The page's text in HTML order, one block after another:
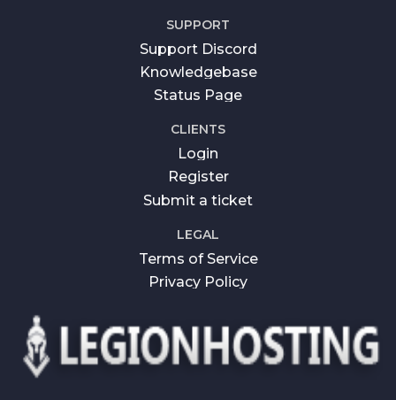
SUPPORT
Support Discord
Knowledgebase
Status Page
CLIENTS
Login
Register
Submit a ticket
LEGAL
Terms of Service
Privacy Policy